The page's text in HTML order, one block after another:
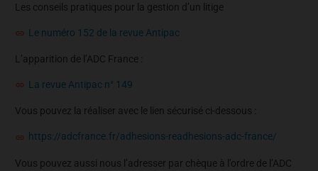
Les conseils pratiques pour la gestion d’un litige
Le numéro 152 de la revue Antipac
L’apparition de l’ADC France :
La revue Antipac n° 149
Vous pouvez la réaliser avec le lien sécurisé ci-dessous :
https://adcfrance.fr/adhesions-readhesions-adc-france/
Vous pouvez aussi nous l’adresser par chèque à l’ordre de l’ADC